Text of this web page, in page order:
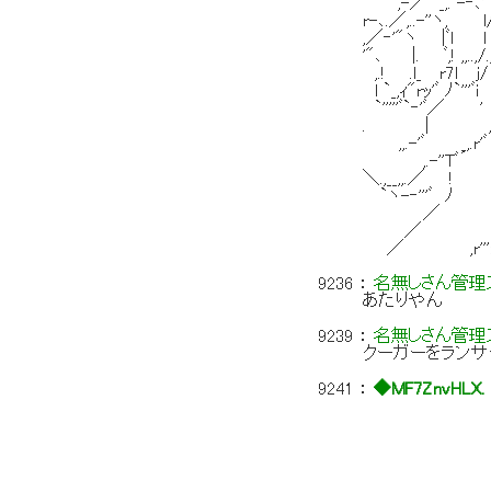
r-､.／,..-''
,／‐'"ヽ |
'"､ |. ﾞ,! ,,..,/
,.! .l_ r7l j/
l `_,ｨ"rｯ'
`'''''ﾞ`‐'ﾞ
. | ,.-'ﾞ
,,.-'ﾞ
,.-''Tﾞ´
＼.,__,,.／
`ヽ-‐'''ﾞ
／ l
／ ＿
／
9236 ：名無しさん管理
あたりやん
9239 ：名無しさん管理
クーガーをラン
9241
：◆MF7ZnvHLX.
.. ､ -
.